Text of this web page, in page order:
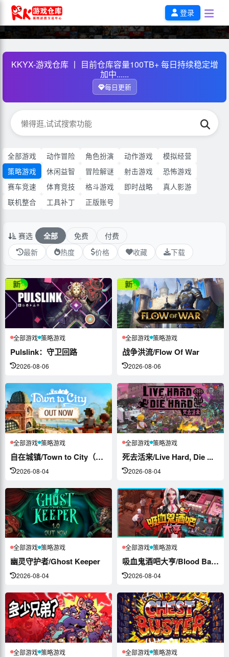
登录
KKYX-游戏仓库 丨 目前仓库容量100TB+ 每日持续稳定增
加中......
每日更新
全部游戏 动作冒险 角色扮演 动作游戏
模拟经营
策略游戏
休闲益智 冒险解谜 射击游戏
恐怖游戏
赛车竞速
体育竞技 格斗游戏 即时战略
真人影游
联机整合
工具补丁 正版账号
赛选 全部 免费
付费
最新
热度 价格 收藏 下载
全部游戏 策略游戏
Pulslink：守卫回路
2026-08-06
全部游戏 策略游戏
战争洪流/Flow Of War
2026-08-06
全部游戏 策略游戏
自在城镇/Town to City（更新...
2026-08-04
全部游戏 策略游戏
死去活来/Live Hard, Die ...
2026-08-04
全部游戏 策略游戏
幽灵守护者/Ghost Keeper
2026-08-04
全部游戏 策略游戏
吸血鬼酒吧大亨/Blood Bar Ty...
2026-08-04
全部游戏 策略游戏 全部游戏 策略游戏